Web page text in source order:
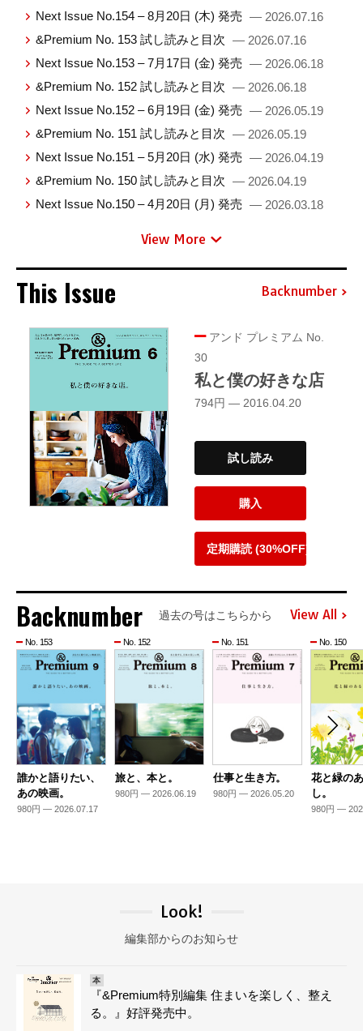
Next Issue No.154 – 8月20日 (木) 発売 — 2026.07.16
&Premium No. 153 試し読みと目次 — 2026.07.16
Next Issue No.153 – 7月17日 (金) 発売 — 2026.06.18
&Premium No. 152 試し読みと目次 — 2026.06.18
Next Issue No.152 – 6月19日 (金) 発売 — 2026.05.19
&Premium No. 151 試し読みと目次 — 2026.05.19
Next Issue No.151 – 5月20日 (水) 発売 — 2026.04.19
&Premium No. 150 試し読みと目次 — 2026.04.19
Next Issue No.150 – 4月20日 (月) 発売 — 2026.03.18
View More
This Issue Backnumber
アンド プレミアム No.
30
私と僕の好きな店
794円 — 2016.04.20
試し読み
購入
定期購読 (30%OFF)
Backnumber 過去の号はこちらから View All
No. 153
誰かと語りたい、
あの映画。
980円 — 2026.07.17
No. 152
旅と、本と。
980円 — 2026.06.19
No. 151
仕事と生き方。
980円 — 2026.05.20
No. 150
花と緑の
し。
980円 —
Look!
編集部からのお知らせ
本
『&Premium特別編集 住まいを楽しく、整え
る。』好評発売中。